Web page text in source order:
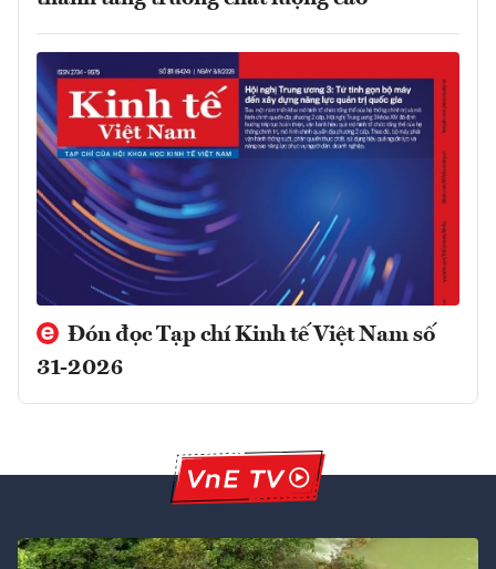
Đón đọc Tạp chí Kinh tế Việt Nam số
31-2026